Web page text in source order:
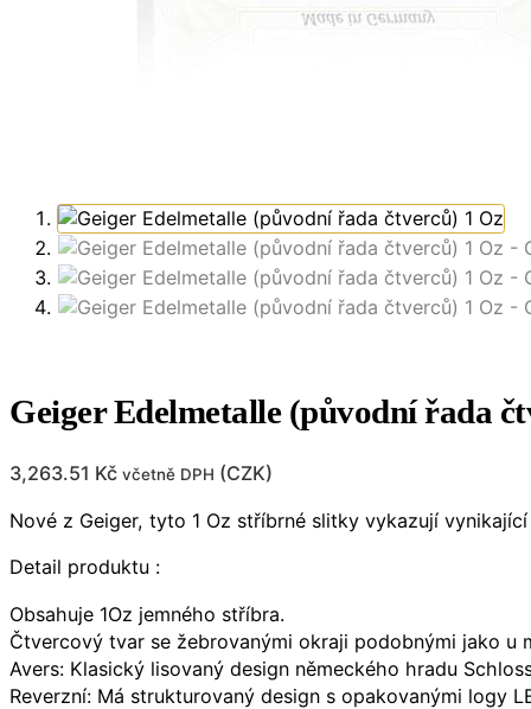
Geiger Edelmetalle (původní řada
3,263.51 Kč včetně DPH (CZK)
Nové z Geiger, tyto 1 Oz stříbrné slitky vykazují
Detail produktu :
Obsahuje 1Oz jemného stříbra.
Čtvercový tvar se žebrovanými okraji podobnými jako u
Avers: Klasický lisovaný design německého hradu
Reverzní: Má strukturovaný design s opakovanými logy